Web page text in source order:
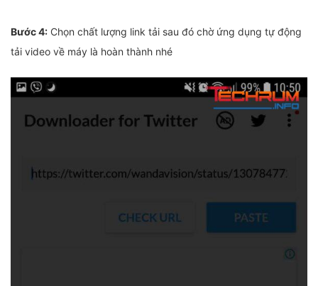
Bước 4: Chọn chất lượng link tải sau đó chờ ứng dụng tự động
tải video về máy là hoàn thành nhé